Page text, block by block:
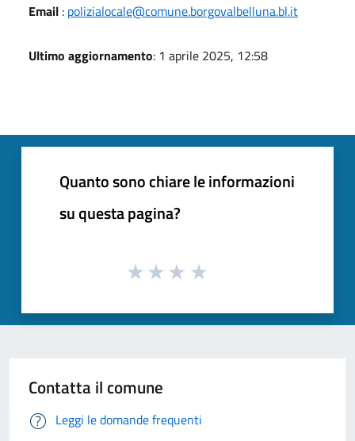
Email : polizialocale@comune.borgovalbelluna.bl.it
Ultimo aggiornamento: 1 aprile 2025, 12:58
Quanto sono chiare le informazioni
su questa pagina?
Contatta il comune
Leggi le domande frequenti